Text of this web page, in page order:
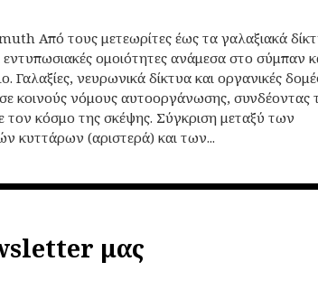
Από τους μετεωρίτες έως τα γαλαξιακά
ομοιότητες ανάμεσα στο σύμπαν
Γαλαξίες, νευρωνικά δίκτυα και οργανικές
κοινoύς νόμους αυτοοργάνωσης, συνδέοντας
κόσμο της σκέψης. Σύγκριση μεταξύ των
κυττάρων (αριστερά) και των...
μας